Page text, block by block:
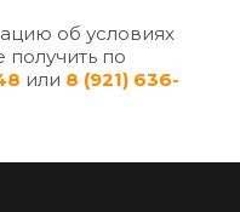
об условиях
по
или 8 (921) 636-